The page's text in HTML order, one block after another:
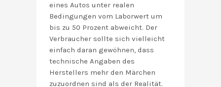
eines Autos unter realen
Bedingungen vom Laborwert um
bis zu 50 Prozent abweicht. Der
Verbraucher sollte sich vielleicht
einfach daran gewöhnen, dass
technische Angaben des
Herstellers mehr den Märchen
zuzuordnen sind als der Realität.